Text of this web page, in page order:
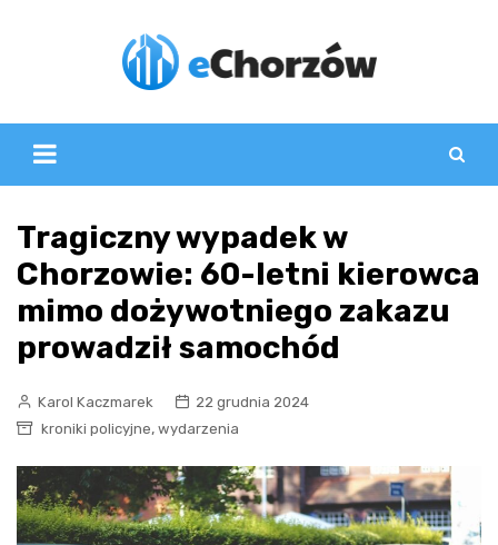
Tragiczny wypadek w
Chorzowie: 60-letni kierowca
mimo dożywotniego zakazu
prowadził samochód
Karol Kaczmarek
22 grudnia 2024
kroniki policyjne, wydarzenia